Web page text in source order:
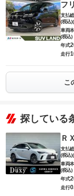
フ
支払
(税込
車両
(税込)
年式
走行
こ
探している
ＲＸ
支払
(税込
車両
(税込)
年式
走行